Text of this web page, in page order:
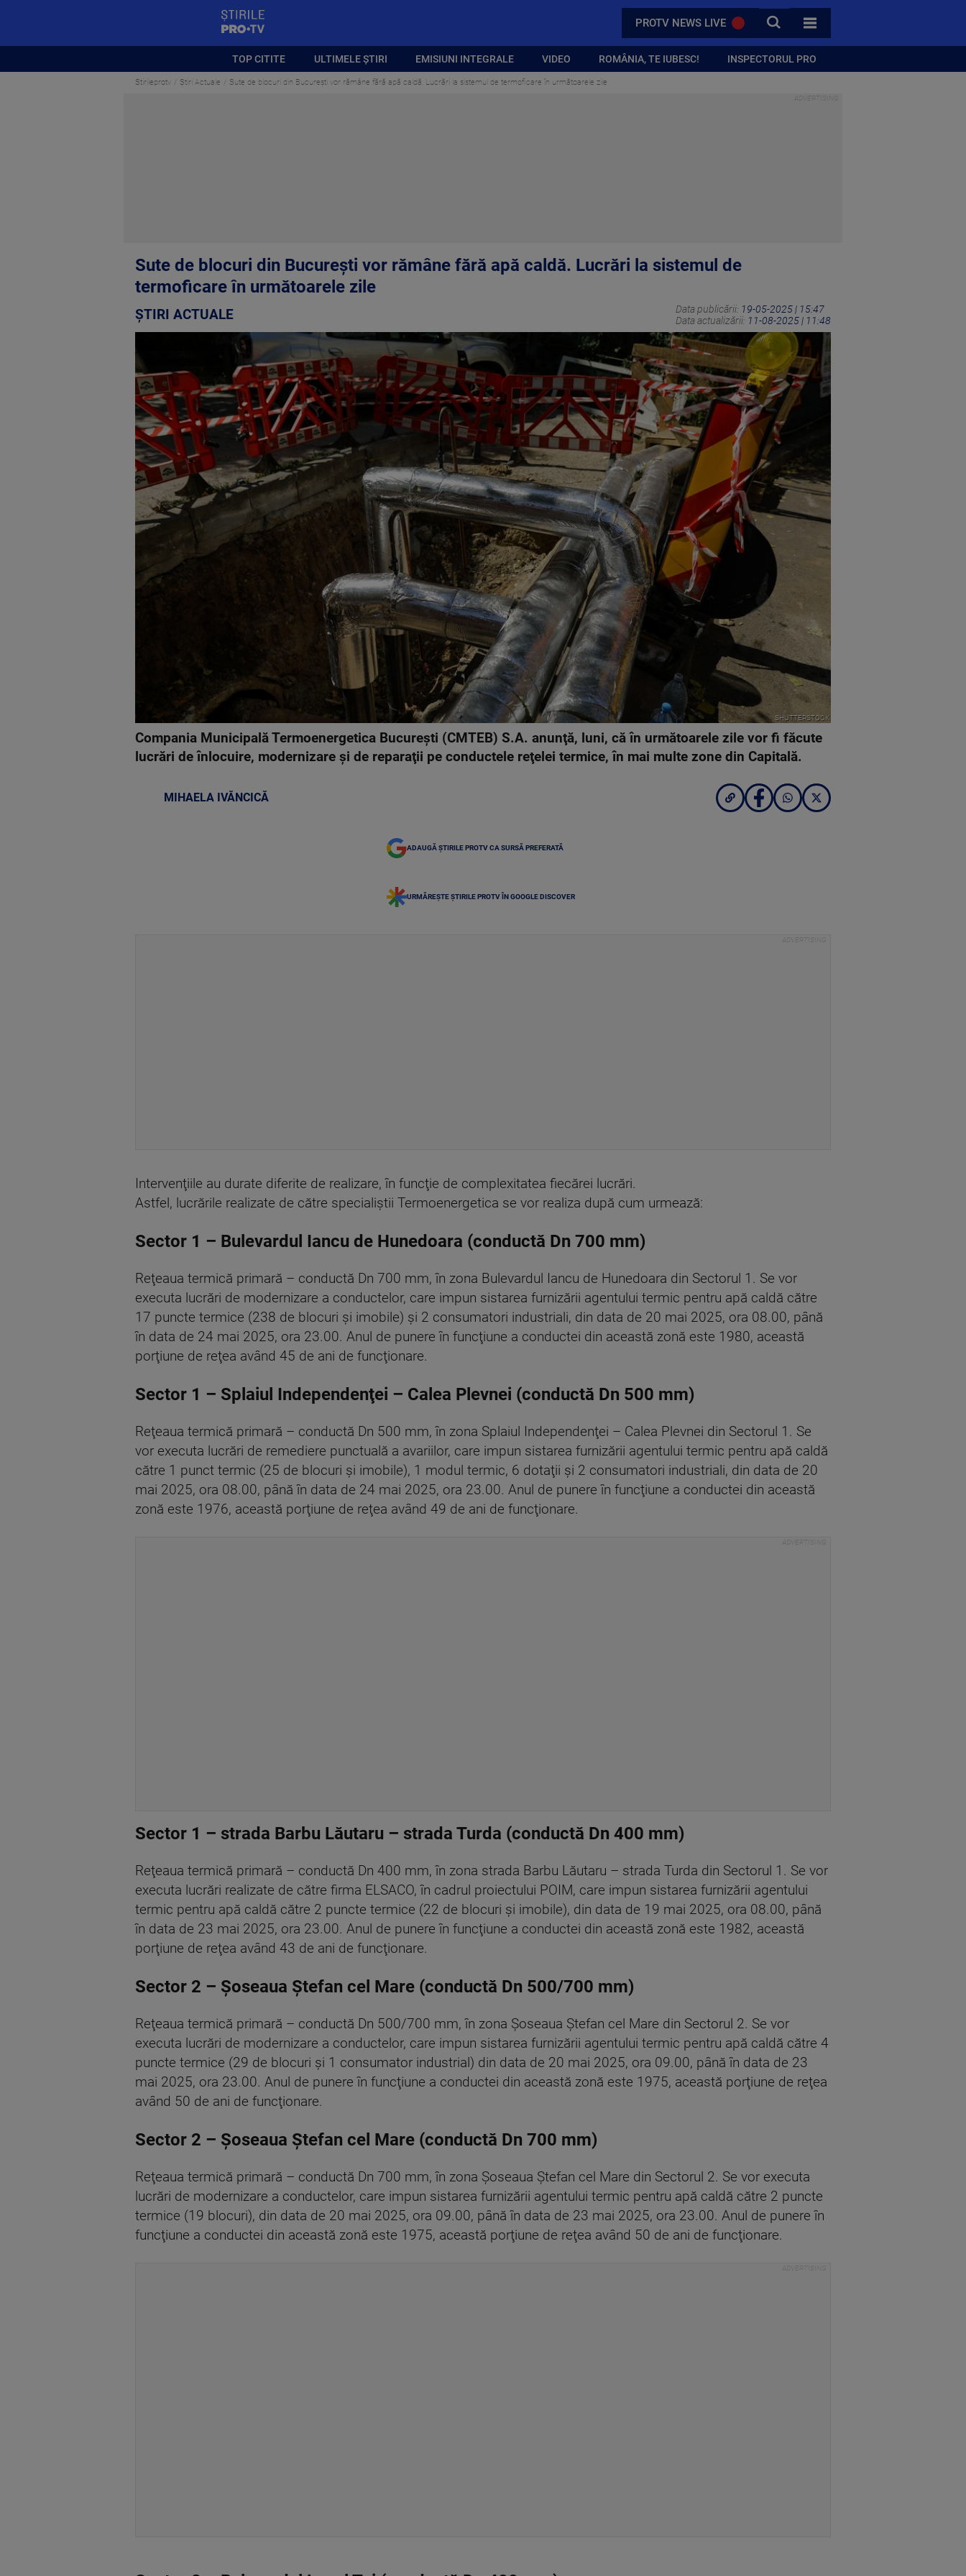
PROTV NEWS LIVE CAUTA
TOATE CATEGORIILE
TOP CITITE ULTIMELE ȘTIRI EMISIUNI INTEGRALE VIDEO ROMÂNIA, TE IUBESC! INSPECTORUL PRO
Stirileprotv Știri Actuale Sute de blocuri din București vor rămâne fără apă caldă. Lucrări la sistemul de termoficare în următoarele zile
Sute de blocuri din București vor rămâne fără apă caldă. Lucrări la sistemul de
termoficare în următoarele zile
ȘTIRI ACTUALE Data publicării: 19-05-2025 | 15:47
Data actualizării: 11-08-2025 | 11:48
SHUTTERSTOCK
Compania Municipală Termoenergetica Bucureşti (CMTEB) S.A. anunţă, luni, că în următoarele zile vor fi făcute
lucrări de înlocuire, modernizare şi de reparaţii pe conductele reţelei termice, în mai multe zone din Capitală.
MIHAELA IVĂNCICĂ
ADAUGĂ ȘTIRILE PROTV CA SURSĂ PREFERATĂ
URMĂREȘTE ȘTIRILE PROTV ÎN GOOGLE DISCOVER
Intervenţiile au durate diferite de realizare, în funcţie de complexitatea fiecărei lucrări.
Astfel, lucrările realizate de către specialiştii Termoenergetica se vor realiza după cum urmează:
Sector 1 – Bulevardul Iancu de Hunedoara (conductă Dn 700 mm)
Reţeaua termică primară – conductă Dn 700 mm, în zona Bulevardul Iancu de Hunedoara din Sectorul 1. Se vor
executa lucrări de modernizare a conductelor, care impun sistarea furnizării agentului termic pentru apă caldă către
17 puncte termice (238 de blocuri şi imobile) şi 2 consumatori industriali, din data de 20 mai 2025, ora 08.00, până
în data de 24 mai 2025, ora 23.00. Anul de punere în funcţiune a conductei din această zonă este 1980, această
porţiune de reţea având 45 de ani de funcţionare.
Sector 1 – Splaiul Independenţei – Calea Plevnei (conductă Dn 500 mm)
Reţeaua termică primară – conductă Dn 500 mm, în zona Splaiul Independenţei – Calea Plevnei din Sectorul 1. Se
vor executa lucrări de remediere punctuală a avariilor, care impun sistarea furnizării agentului termic pentru apă caldă
către 1 punct termic (25 de blocuri şi imobile), 1 modul termic, 6 dotaţii şi 2 consumatori industriali, din data de 20
mai 2025, ora 08.00, până în data de 24 mai 2025, ora 23.00. Anul de punere în funcţiune a conductei din această
zonă este 1976, această porţiune de reţea având 49 de ani de funcţionare.
Sector 1 – strada Barbu Lăutaru – strada Turda (conductă Dn 400 mm)
Reţeaua termică primară – conductă Dn 400 mm, în zona strada Barbu Lăutaru – strada Turda din Sectorul 1. Se vor
executa lucrări realizate de către firma ELSACO, în cadrul proiectului POIM, care impun sistarea furnizării agentului
termic pentru apă caldă către 2 puncte termice (22 de blocuri şi imobile), din data de 19 mai 2025, ora 08.00, până
în data de 23 mai 2025, ora 23.00. Anul de punere în funcţiune a conductei din această zonă este 1982, această
porţiune de reţea având 43 de ani de funcţionare.
Sector 2 – Şoseaua Ştefan cel Mare (conductă Dn 500/700 mm)
Reţeaua termică primară – conductă Dn 500/700 mm, în zona Şoseaua Ştefan cel Mare din Sectorul 2. Se vor
executa lucrări de modernizare a conductelor, care impun sistarea furnizării agentului termic pentru apă caldă către 4
puncte termice (29 de blocuri şi 1 consumator industrial) din data de 20 mai 2025, ora 09.00, până în data de 23
mai 2025, ora 23.00. Anul de punere în funcţiune a conductei din această zonă este 1975, această porţiune de reţea
având 50 de ani de funcţionare.
Sector 2 – Şoseaua Ştefan cel Mare (conductă Dn 700 mm)
Reţeaua termică primară – conductă Dn 700 mm, în zona Şoseaua Ştefan cel Mare din Sectorul 2. Se vor executa
lucrări de modernizare a conductelor, care impun sistarea furnizării agentului termic pentru apă caldă către 2 puncte
termice (19 blocuri), din data de 20 mai 2025, ora 09.00, până în data de 23 mai 2025, ora 23.00. Anul de punere în
funcţiune a conductei din această zonă este 1975, această porţiune de reţea având 50 de ani de funcţionare.